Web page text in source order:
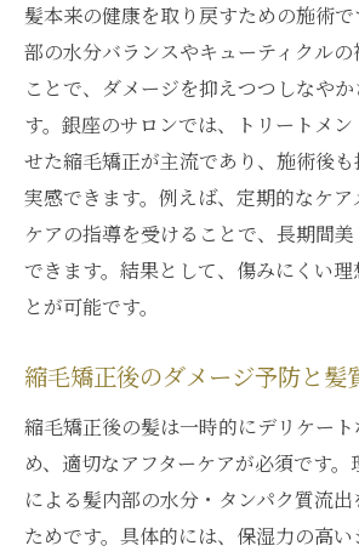
髪本来の健康を取り戻すための施術
部の水分バランスやキューティクルの
ことで、ダメージを抑えつつしなや
す。銀座のサロンでは、トリートメ
せた縮毛矯正が主流であり、施術後
実感できます。例えば、定期的なケ
ケアの指導を受けることで、長期間
できます。結果として、傷みにくい
とが可能です。
縮毛矯正後のダメージ予防と髪
縮毛矯正後の髪は一時的にデリケー
め、適切なアフターケアが必須です
による髪内部の水分・タンパク質流
ためです。具体的には、保湿力の高い